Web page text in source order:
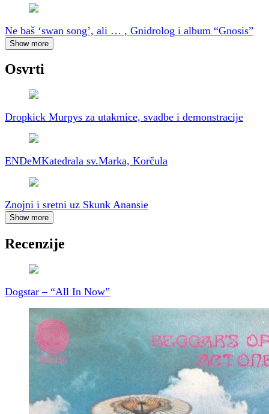
Ne baš ‘swan song’, ali … , Gnidrolog i album “Gnosis”
Show more
Osvrti
Dropkick Murpys za utakmice, svadbe i demonstracije
ENDeMKatedrala sv.Marka, Korčula
Znojni i sretni uz Skunk Anansie
Show more
Recenzije
Dogstar – “All In Now”